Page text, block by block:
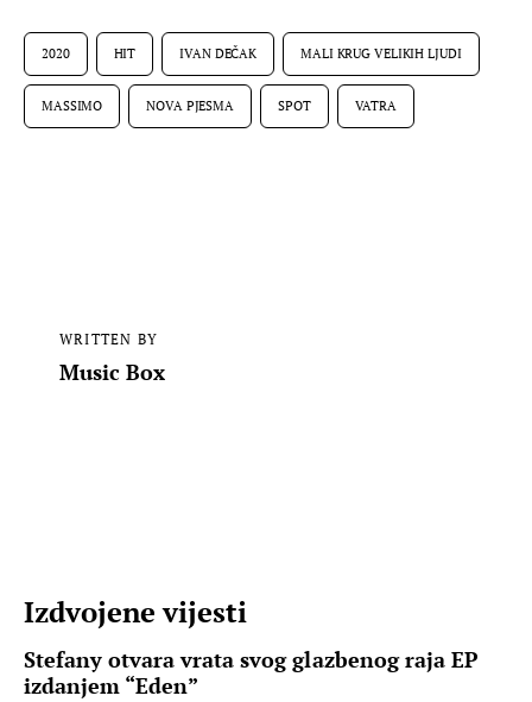
2020 HIT IVAN DEČAK MALI KRUG VELIKIH LJUDI
MASSIMO NOVA PJESMA SPOT VATRA
WRITTEN BY
Music Box
Izdvojene vijesti
Stefany otvara vrata svog glazbenog raja EP
izdanjem “Eden”